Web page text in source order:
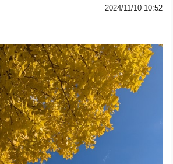
2024/11/10 10:52